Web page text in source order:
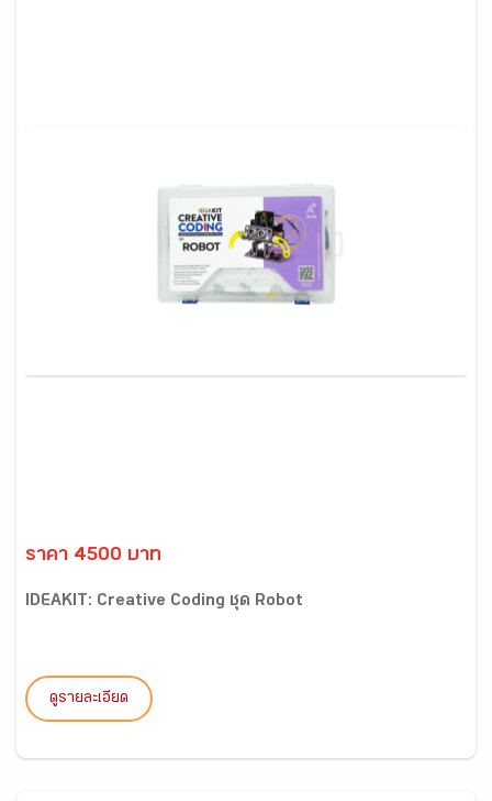
ราคา 4500 บาท
IDEAKIT: Creative Coding ชุด Robot
ดูรายละเอียด